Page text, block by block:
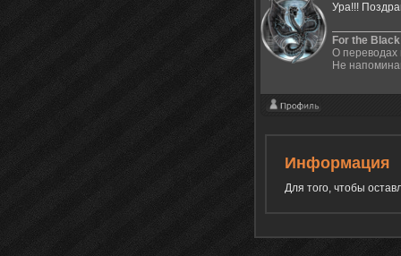
Ура!!!
For the
О переводах
Не
Информация
Для того, чтобы